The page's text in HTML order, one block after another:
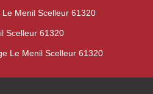
Menil Scelleur 61320
Scelleur 61320
Le Menil Scelleur 61320